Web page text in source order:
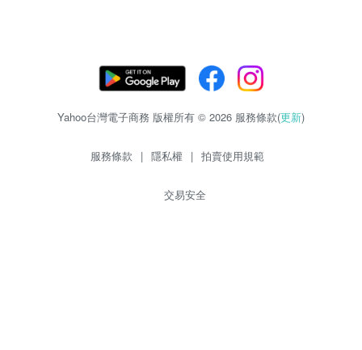
Yahoo台灣電子商務 版權所有 © 2026 服務條款(更新)
服務條款 | 隱私權 | 拍賣使用規範
交易安全